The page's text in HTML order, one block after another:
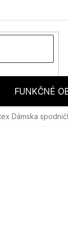
FUNKČNÉ
Dámska